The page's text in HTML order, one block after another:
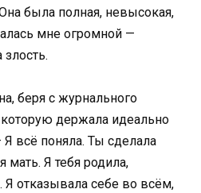
была полная, невысокая,
мне огромной —
беря с журнального
держала идеально
Я всё поняла. Ты сделала
Я тебя родила,
отказывала себе во всём,